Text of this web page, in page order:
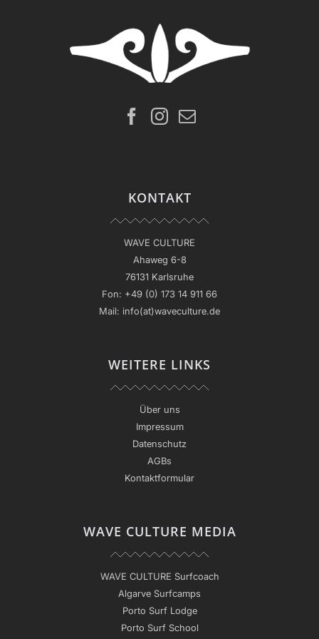
KONTAKT
WAVE CULTURE
Ahaweg 6-8
76131 Karlsruhe
Fon: +49 (0) 173 14 911 66
Mail: info(at)waveculture.de
WEITERE LINKS
Über uns
Impressum
Datenschutz
AGBs
Kontaktformular
WAVE CULTURE MEDIA
WAVE CULTURE Surfcoach
Algarve Surfcamps
Porto Surf Lodge
Porto Surf School